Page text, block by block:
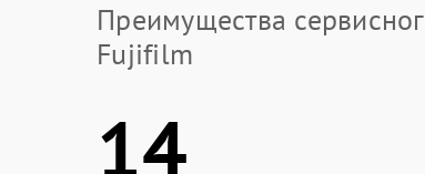
Преимущества
Fujifilm
14